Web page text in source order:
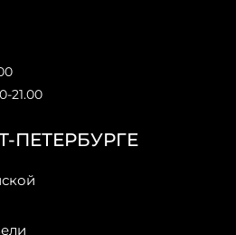
ПЕТЕРБУРГЕ
21.00